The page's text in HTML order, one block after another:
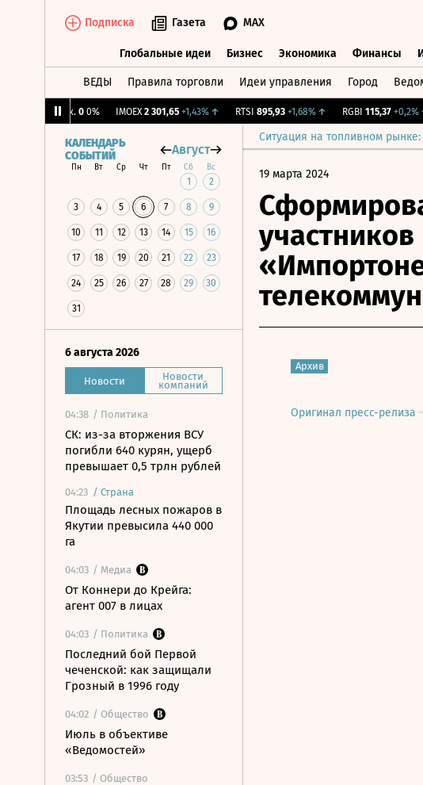
Подписка Газета MAX
Глобальные идеи Бизнес Экономика Финансы
ВЕДЫ Правила торговли Идеи управления Город
0% IMOEX 2 301,65 +1,43%↑ RTSI 895,93 +1,68%↑ RGBI 115,37 +0,2%↑
Ситуация на топливном
КАЛЕНДАРЬ
СОБЫТИЙ
Август
Пн Вт Ср Чт Пт Сб Вс
1 2
3 4 5 6 7 8 9
10 11 12 13 14 15 16
17 18 19 20 21 22 23
24 25 26 27 28 29 30
31
6 августа 2026
Новости Новости
компаний
04:38 / Политика
СК: из-за вторжения ВСУ
погибли 640 курян, ущерб
превышает 0,5 трлн рублей
04:23 / Страна
Площадь лесных пожаров в
Якутии превысила 440 000
га
04:03 / Медиа
От Коннери до Крейга:
агент 007 в лицах
04:03 / Политика
Последний бой Первой
чеченской: как защищали
Грозный в 1996 году
04:02 / Общество
Июль в объективе
«Ведомостей»
03:53 / Общество
19 марта 2024
Архив
Оригинал пресс-релиза